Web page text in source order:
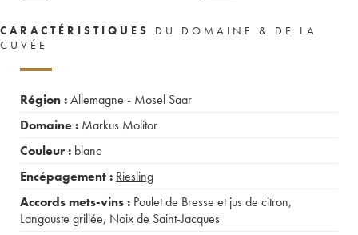
CARACTÉRISTIQUES
DU DOMAINE & DE LA
CUVÉE
Région :Allemagne - Mosel Saar
Domaine : Markus Molitor
Couleur : blanc
Encépagement : Riesling
Accords mets-vins : Poulet de Bresse et jus de citron,
Langouste grillée, Noix de Saint-Jacques